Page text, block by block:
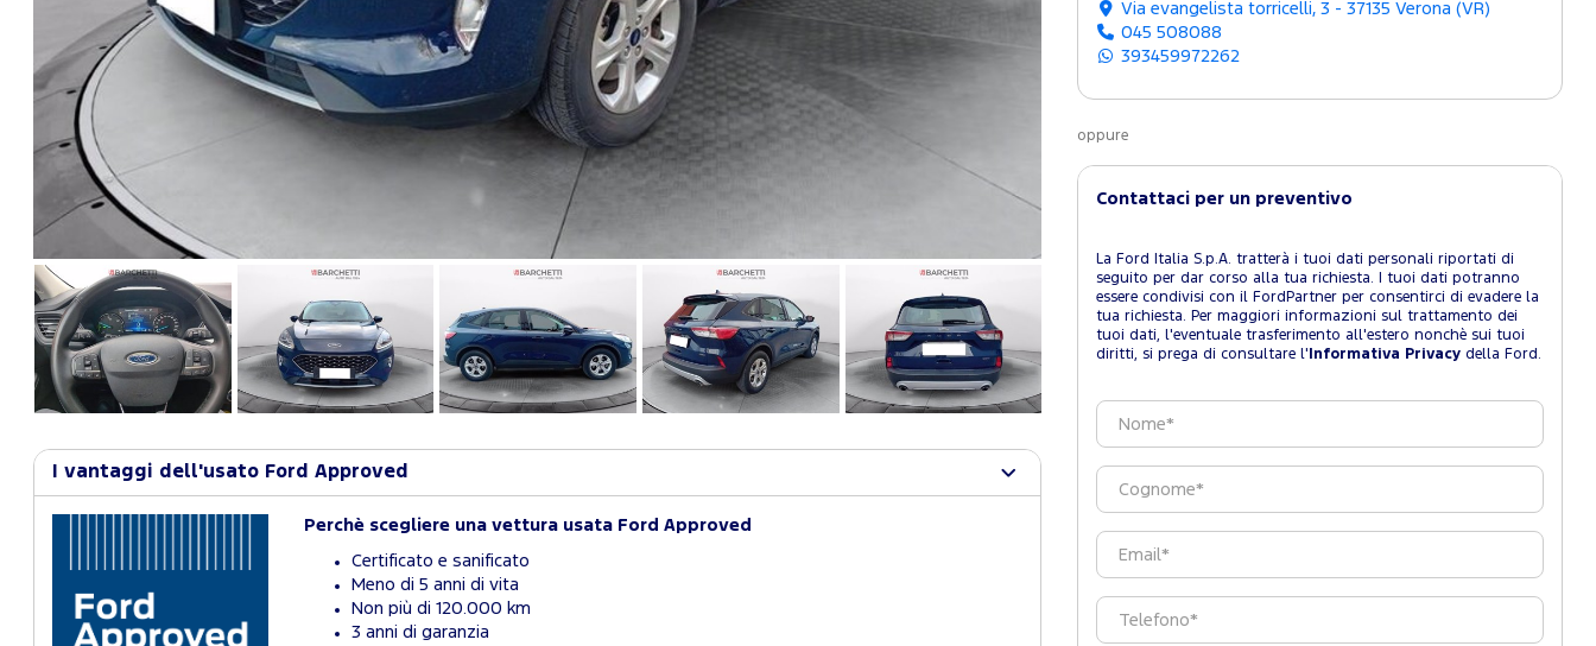
I vantaggi dell'usato Ford Approved
Perchè scegliere una vettura usata Ford Approved
Certificato e sanificato
Meno di 5 anni di vita
Non più di 120.000 km
3 anni di garanzia
Via evangelista torricelli, 3 - 37135 Verona (VR)
045 508088
393459972262
oppure
Contattaci per un preventivo
La Ford Italia S.p.A. tratterà i tuoi dati personali riportati di
seguito per dar corso alla tua richiesta. I tuoi dati potranno
essere condivisi con il FordPartner per consentirci di evadere la
tua richiesta. Per maggiori informazioni sul trattamento dei
tuoi dati, l'eventuale trasferimento all'estero nonchè sui tuoi
diritti, si prega di consultare l' Informativa Privacydella Ford.